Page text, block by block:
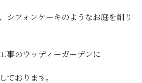
シフォンケーキのようなお庭を創り
事のウッディーガーデンに
ております。